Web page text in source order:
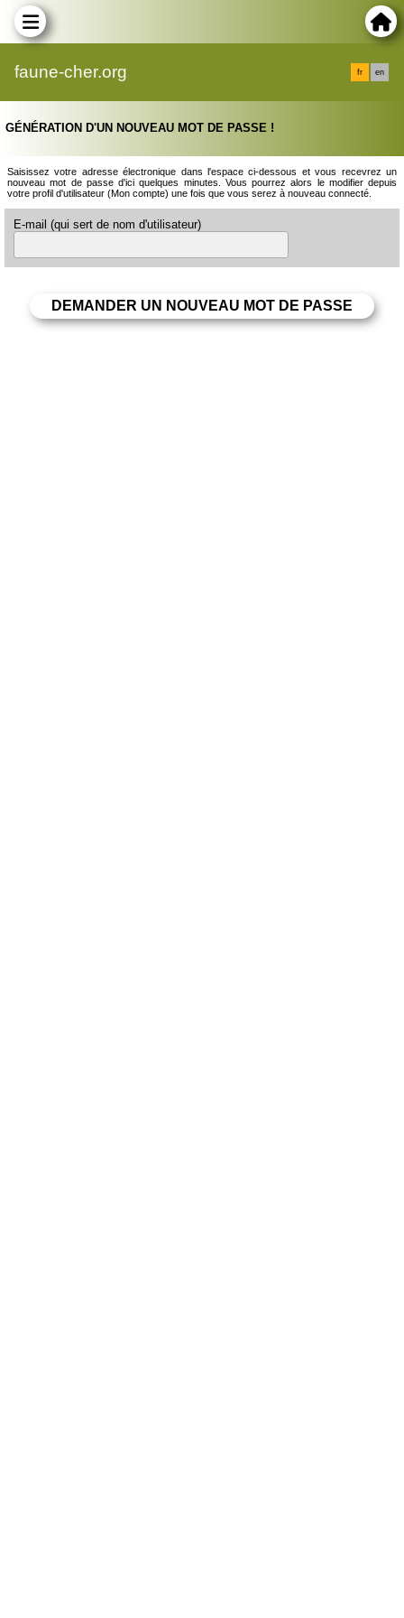
faune-cher.org fr en
GÉNÉRATION D'UN NOUVEAU MOT DE PASSE !
Saisissez votre adresse électronique dans l'espace ci-dessous et vous recevrez un
nouveau mot de passe d'ici quelques minutes. Vous pourrez alors le modifier depuis
votre profil d'utilisateur (Mon compte) une fois que vous serez à nouveau connecté.
E-mail (qui sert de nom d'utilisateur)